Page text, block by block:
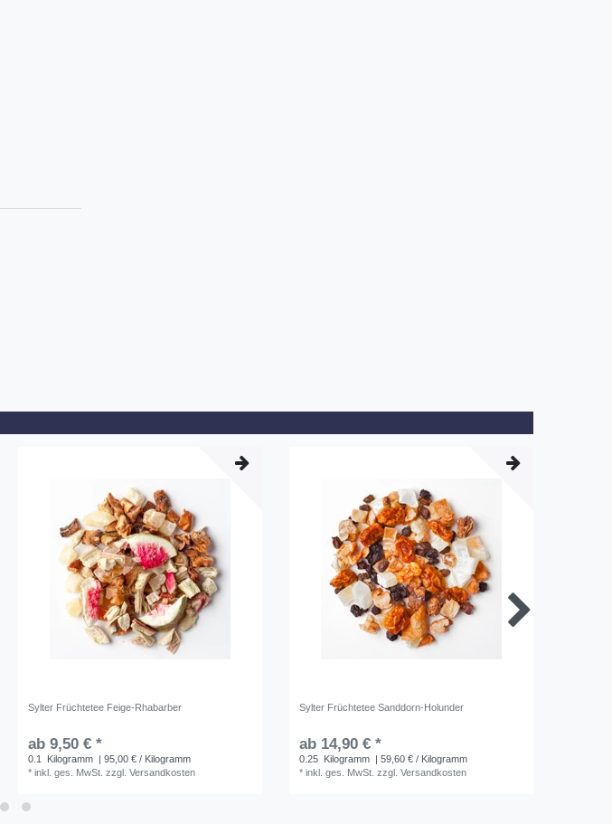
Sylter Früchtetee Feige-Rhabarber
ab 9,50 € *
0.1 Kilogramm | 95,00 € / Kilogramm
*inkl. ges. MwSt. zzgl.Versandkosten
Sylter Früchtetee Sanddorn-Holunder
ab 14,90 € *
0.25 Kilogramm | 59,60 € / Kilogramm
*inkl. ges. MwSt. zzgl.Versandkosten